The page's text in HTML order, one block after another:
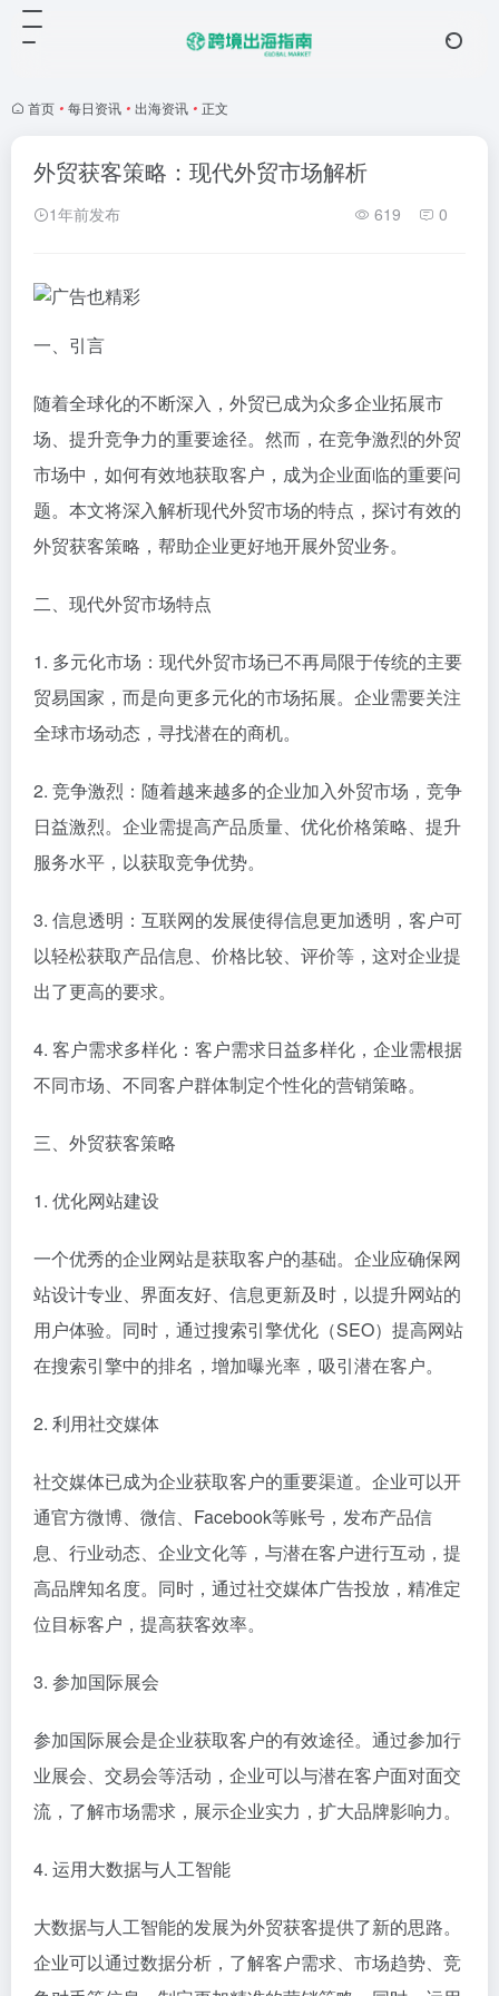
首页 • 每日资讯 • 出海资讯 • 正文
外贸获客策略：现代外贸市场解析
1年前发布 619 0
一、引言
随着全球化的不断深入，外贸已成为众多企业拓展市
场、提升竞争力的重要途径。然而，在竞争激烈的外贸
市场中，如何有效地获取客户，成为企业面临的重要问
题。本文将深入解析现代外贸市场的特点，探讨有效的
外贸获客策略，帮助企业更好地开展外贸业务。
二、现代外贸市场特点
1. 多元化市场：现代外贸市场已不再局限于传统的主要
贸易国家，而是向更多元化的市场拓展。企业需要关注
全球市场动态，寻找潜在的商机。
2. 竞争激烈：随着越来越多的企业加入外贸市场，竞争
日益激烈。企业需提高产品质量、优化价格策略、提升
服务水平，以获取竞争优势。
3. 信息透明：互联网的发展使得信息更加透明，客户可
以轻松获取产品信息、价格比较、评价等，这对企业提
出了更高的要求。
4. 客户需求多样化：客户需求日益多样化，企业需根据
不同市场、不同客户群体制定个性化的营销策略。
三、外贸获客策略
1. 优化网站建设
一个优秀的企业网站是获取客户的基础。企业应确保网
站设计专业、界面友好、信息更新及时，以提升网站的
用户体验。同时，通过搜索引擎优化（SEO）提高网站
在搜索引擎中的排名，增加曝光率，吸引潜在客户。
2. 利用社交媒体
社交媒体已成为企业获取客户的重要渠道。企业可以开
通官方微博、微信、Facebook等账号，发布产品信
息、行业动态、企业文化等，与潜在客户进行互动，提
高品牌知名度。同时，通过社交媒体广告投放，精准定
位目标客户，提高获客效率。
3. 参加国际展会
参加国际展会是企业获取客户的有效途径。通过参加行
业展会、交易会等活动，企业可以与潜在客户面对面交
流，了解市场需求，展示企业实力，扩大品牌影响力。
4. 运用大数据与人工智能
大数据与人工智能的发展为外贸获客提供了新的思路。
企业可以通过数据分析，了解客户需求、市场趋势、竞